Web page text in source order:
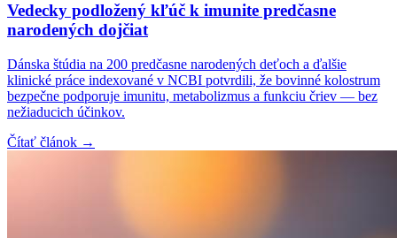
Vedecky podložený kľúč k imunite predčasne
narodených dojčiat
Dánska štúdia na 200 predčasne narodených deťoch a ďalšie
klinické práce indexované v NCBI potvrdili, že bovinné kolostrum
bezpečne podporuje imunitu, metabolizmus a funkciu čriev — bez
nežiaducich účinkov.
Čítať článok →